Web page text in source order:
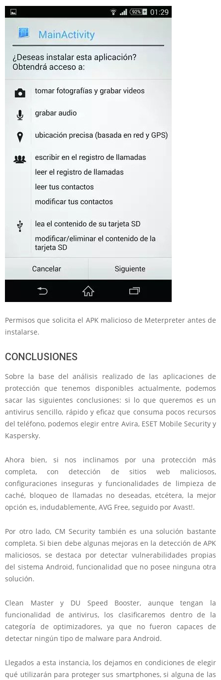
Permisos que solicita el APK malicioso de Meterpreter antes de
instalarse.
CONCLUSIONES
Sobre la base del análisis realizado de las aplicaciones de
protección que tenemos disponibles actualmente, podemos
sacar las siguientes conclusiones: si lo que queremos es un
antivirus sencillo, rápido y eficaz que consuma pocos recursos
del teléfono, podemos elegir entre Avira, ESET Mobile Security y
Kaspersky.
Ahora bien, si nos inclinamos por una protección más
completa, con detección de sitios web maliciosos,
configuraciones inseguras y funcionalidades de limpieza de
caché, bloqueo de llamadas no deseadas, etcétera, la mejor
opción es, indudablemente, AVG Free, seguido por Avast!.
Por otro lado, CM Security también es una solución bastante
completa. Si bien debe algunas mejoras en la detección de APK
maliciosos, se destaca por detectar vulnerabilidades propias
del sistema Android, funcionalidad que no posee ninguna otra
solución.
Clean Master y DU Speed Booster, aunque tengan la
funcionalidad de antivirus, los clasificaremos dentro de la
categoría de optimizadores, ya que no fueron capaces de
detectar ningún tipo de malware para Android.
Llegados a esta instancia, los dejamos en condiciones de elegir
qué utilizarán para proteger sus smartphones, si alguna de las